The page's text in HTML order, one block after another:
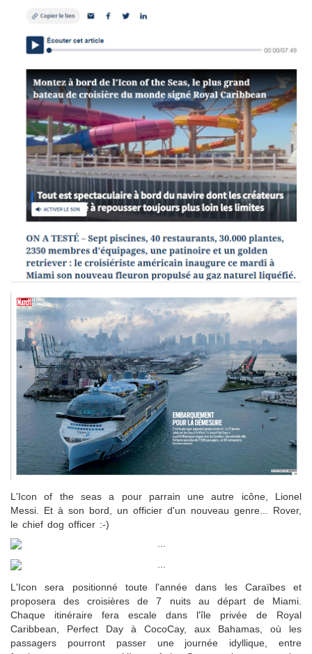
L'Icon of the seas a pour parrain une autre icône, Lionel
Messi. Et à son bord, un officier d'un nouveau genre... Rover,
le chief dog officer :-)
L'Icon sera positionné toute l'année dans les Caraïbes et
proposera des croisières de 7 nuits au départ de Miami.
Chaque itinéraire fera escale dans l'île privée de Royal
Caribbean, Perfect Day à CocoCay, aux Bahamas, où les
passagers pourront passer une journée idyllique, entre